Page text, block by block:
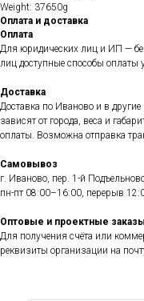
Weight: 37650g
Оплата и доставка
Оплата
Для юридических лиц и ИП —
лиц доступные способы оплаты
Доставка
Доставка по Иваново и в
зависят от города, веса и
оплаты. Возможна отправка
Самовывоз
г. Иваново, пер. 1-й
пн-пт 08:00–16:00, перерыв
Оптовые и проектные заказы
Для получения счёта или
реквизиты организации на